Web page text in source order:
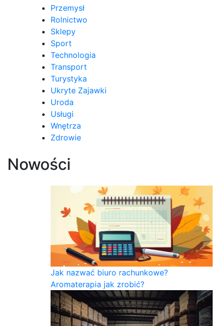
Przemysł
Rolnictwo
Sklepy
Sport
Technologia
Transport
Turystyka
Ukryte Zajawki
Uroda
Usługi
Wnętrza
Zdrowie
Nowości
Jak nazwać biuro rachunkowe?
Aromaterapia jak zrobić?